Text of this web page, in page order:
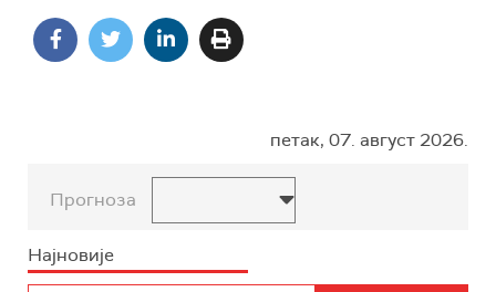
петак, 07. август 2026.
Прогноза
Најновије